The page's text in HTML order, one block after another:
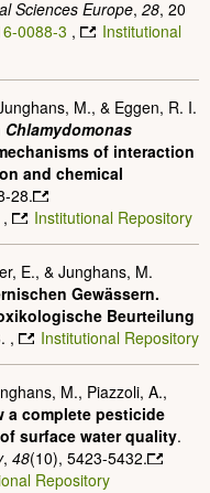
Sciences Europe, 28, 20
0088-3 ,
Institutional
M., & Eggen, R. I.
Chlamydomonas
of interaction
and chemical
28.
, Institutional Repository
E., & Junghans, M.
Gewässern.
Beurteilung
, Institutional Repository
M., Piazzoli, A.,
a complete pesticide
surface water quality.
, 48(10), 5423-5432.
Repository